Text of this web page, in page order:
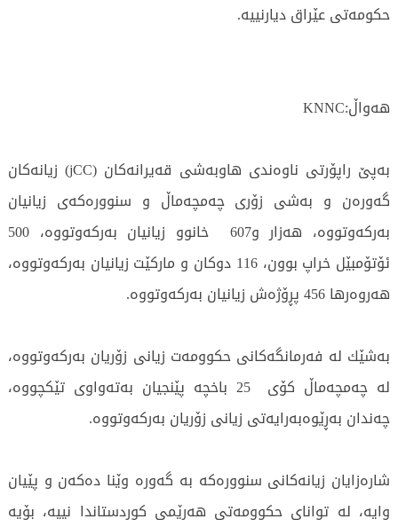
حکومەتی عێراق دیارنییە.
هەواڵ:KNNC
بەپێ راپۆرتی ناوەندی هاوبەشی قەیرانەكان (jCC) زیانەكان
گەورەن و بەشی زۆری چەمچەماڵ و سنوورەكەی زیانیان
بەركەوتووە، هەزار و607 خانوو زیانیان بەركەوتووە، 500
ئۆتۆمبێل خراپ بوون، 116 دوكان و ماركێت زیانیان بەركەوتووە،
هەروەرها 456 پڕۆژەش زیانیان بەركەوتووە.
بەشێك لە فەرمانگەكانی حكوومەت زیانی زۆریان بەركەوتووە،
لە چەمچەماڵ كۆی 25 باخچە پێنجیان بەتەواوی تێكچووە،
چەندان بەڕێوەبەرایەتی زیانی زۆریان بەركەوتووە.
شارەزایان زیانەكانی سنوورەكە بە گەورە وێنا دەكەن و پێیان
وایە، لە توانای حكوومەتی هەرێمی كوردستاندا نییە، بۆیە